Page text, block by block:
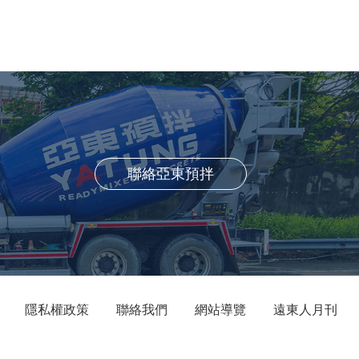
聯絡亞東預拌
隱私權政策 聯絡我們 網站導覽 遠東人月刊